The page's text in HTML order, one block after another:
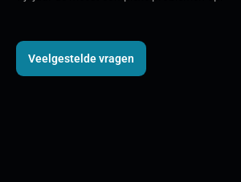
Veelgestelde vragen